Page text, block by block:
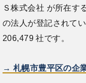
Ｓ株式会社 が所在す
の法人が登記されて
206,479 社です。
→ 札幌市豊平区の企